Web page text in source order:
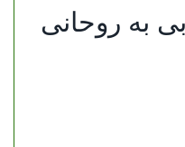
به روحانی